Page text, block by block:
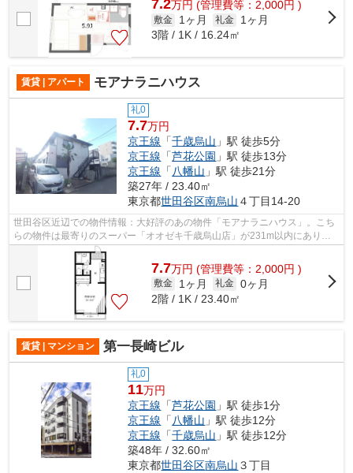
7.2万円 (管理費等：2,000円 )
敷金 1ヶ月 礼金
1ヶ月
3階 / 1K / 16.24㎡
賃貸 | アパート モアナラニハウス
礼0
7.7万円
京王線 「千歳烏山 」駅 徒歩5分
京王線 「芦花公園 」駅 徒歩13分
京王線 「八幡山 」駅 徒歩21分
築27年 / 23.40㎡
東京都世田谷区南烏山 ４丁目14-20
世田谷区近辺での物件情報：大好評のあの物件「モアナラニハウス」。こち
らの物件は最寄りのスーパー「オオゼキ千歳烏山店」が231m以内にありま
す。敷地内にごみ置き場があるので、ご...
7.7万円 (管理費等：2,000円 )
敷金 1ヶ月 礼金 0ヶ月
2階 / 1K / 23.40㎡
賃貸 | マンション 第一長崎ビル
礼0
11万円
京王線 「芦花公園 」駅 徒歩1分
京王線 「 八幡山 」駅 徒歩12分
京王線 「千歳烏山 」駅 徒歩12分
築48年 / 32.60㎡
東京都世田谷区南烏山 ３丁目